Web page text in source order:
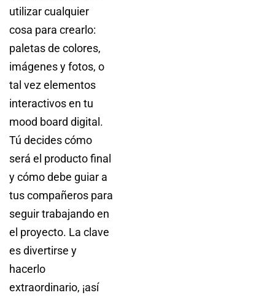
utilizar cualquier
cosa para crearlo:
paletas de colores,
imágenes y fotos, o
tal vez elementos
interactivos en tu
mood board digital.
Tú decides cómo
será el producto final
y cómo debe guiar a
tus compañeros para
seguir trabajando en
el proyecto. La clave
es divertirse y
hacerlo
extraordinario, ¡así